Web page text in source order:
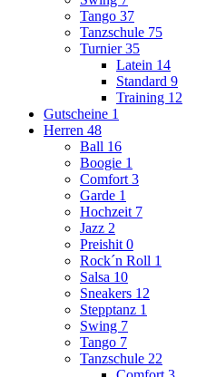
Tango 37
Tanzschule 75
Turnier35
Latein 14
Standard 9
Training 12
Gutscheine 1
Herren 48
Ball 16
Boogie 1
Comfort 3
Garde 1
Hochzeit 7
Jazz 2
Preishit 0
Rock´n Roll 1
Salsa 10
Sneakers 12
Stepptanz 1
Swing 7
Tango 7
Tanzschule 22